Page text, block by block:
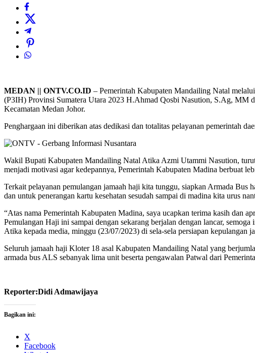
MEDAN || ONTV.CO.ID – Pemerintah Kabupaten Mandailing Natal
(P3IH) Provinsi Sumatera Utara 2023 H.Ahmad Qosbi Nasution, S.Ag,
Kecamatan Medan Johor.
Penghargaan ini diberikan atas dedikasi dan totalitas pelayanan pemerintah
Wakil Bupati Kabupaten Mandailing Natal Atika Azmi Utammi Nasution,
menjadi motivasi agar kedepannya, Pemerintah Kabupaten Madina berbuat
Terkait pelayanan pemulangan jamaah haji kita tunggu, siapkan Armada
dan untuk penerangan kartu kesehatan sesudah sampai di madina kita urus
“Atas nama Pemerintah Kabupaten Madina, saya ucapkan terima kasih dan
Pemulangan Haji ini sampai dengan sekarang berjalan dengan lancar,
Atika kepada media, minggu (23/07/2023) di sela-sela persiapan kepulangan
Seluruh jamaah haji Kloter 18 asal Kabupaten Mandailing Natal yang
armada bus ALS sebanyak lima unit beserta pengawalan Patwal dari
Reporter:Didi Admawijaya
Bagikan ini:
X
Facebook